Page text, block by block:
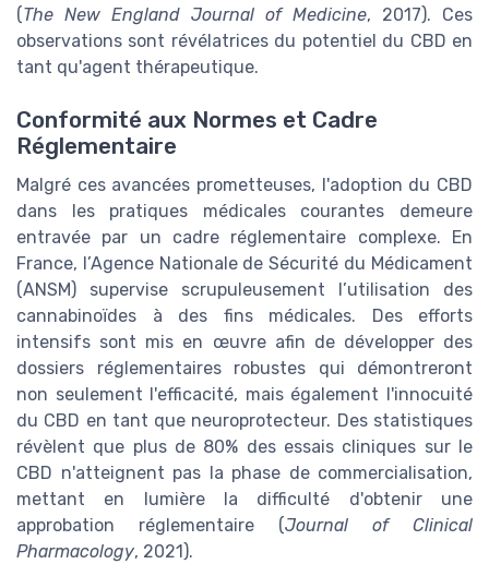
(The New England Journal of Medicine, 2017). Ces
observations sont révélatrices du potentiel du CBD en
tant qu'agent thérapeutique.
Conformité aux Normes et Cadre
Réglementaire
Malgré ces avancées prometteuses, l'adoption du CBD
dans les pratiques médicales courantes demeure
entravée par un cadre réglementaire complexe. En
France, l’Agence Nationale de Sécurité du Médicament
(ANSM) supervise scrupuleusement l’utilisation des
cannabinoïdes à des fins médicales. Des efforts
intensifs sont mis en œuvre afin de développer des
dossiers réglementaires robustes qui démontreront
non seulement l'efficacité, mais également l'innocuité
du CBD en tant que neuroprotecteur. Des statistiques
révèlent que plus de 80% des essais cliniques sur le
CBD n'atteignent pas la phase de commercialisation,
mettant en lumière la difficulté d'obtenir une
approbation réglementaire (Journal of Clinical
Pharmacology, 2021).